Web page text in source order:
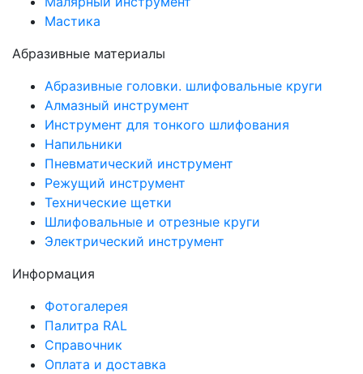
Мастика
Абразивные материалы
Абразивные головки. шлифовальные круги
Алмазный инструмент
Инструмент для тонкого шлифования
Напильники
Пневматический инструмент
Режущий инструмент
Технические щетки
Шлифовальные и отрезные круги
Электрический инструмент
Информация
Фотогалерея
Палитра RAL
Справочник
Оплата и доставка